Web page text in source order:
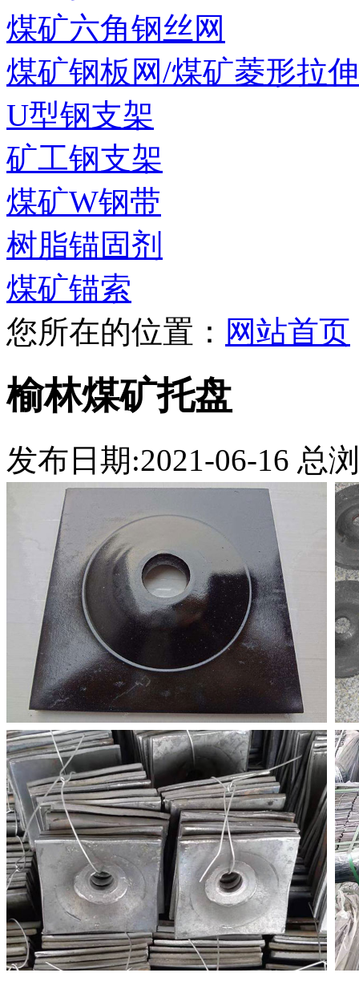
煤矿六角钢丝网
煤矿钢板网/煤矿菱形拉
U型钢支架
矿工钢支架
煤矿W钢带
树脂锚固剂
煤矿锚索
您所在的位置： 网站首页
榆林煤矿托盘
发布日期:2021-06-16 总